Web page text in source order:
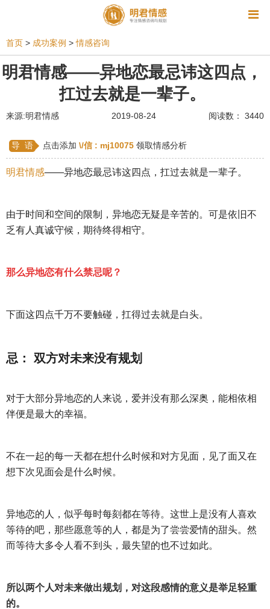
相亲 同性恋 恋爱技巧 挽回爱情
爱情相关 星座情感
姻缘测试 美容 怀孕 交友
感情挽回 双鱼座男生 情感测试
水瓶座男生 摩羯座男生 射手座男生
爱情诗句 狮子座男生 爱情歌曲 爱情图片
不和 金牛座男生
变心 感人 伤感 婚姻问题
十二生肖 分手复合
异地恋 明星 气质 美妆 情感挽回
化妆 挽留前任
经营婚姻 婚姻修复
产妇食谱 同性恋 交往 搭讪 光棍节
交流沟通 约会 情感语录 情商
首页 > 成功案例 > 情感咨询
明君情感——异地恋最忌讳这四点，
扛过去就是一辈子。
来源:明君情感 2019-08-24 阅读数： 3440
导 语 点击添加 \/信 : mj10075 领取情感分析
明君情感——异地恋最忌讳这四点，扛过去就是一辈子。
由于时间和空间的限制，异地恋无疑是辛苦的。可是依旧不
乏有人真诚守候，期待终得相守。
那么异地恋有什么禁忌呢？
下面这四点千万不要触碰，扛得过去就是白头。
忌： 双方对未来没有规划
对于大部分异地恋的人来说，爱并没有那么深奥，能相依相
伴便是最大的幸福。
不在一起的每一天都在想什么时候和对方见面，见了面又在
想下次见面会是什么时候。
异地恋的人，似乎每时每刻都在等待。这世上是没有人喜欢
等待的吧，那些愿意等的人，都是为了尝尝爱情的甜头。然
而等待大多令人看不到头，最失望的也不过如此。
所以两个人对未来做出规划，对这段感情的意义是举足轻重
的。